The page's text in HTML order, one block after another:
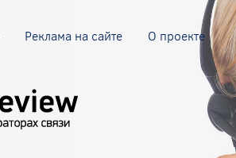
Реклама на сайте О проекте